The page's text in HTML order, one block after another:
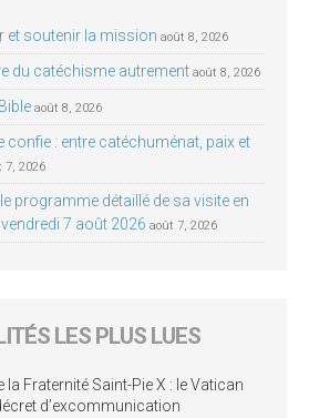
et soutenir la mission août 8, 2026
du catéchisme autrement août 8, 2026
août 8, 2026
confie : entre catéchuménat, paix et
7, 2026
programme détaillé de sa visite en
7 août 2026 août 7, 2026
LES PLUS LUES
la Fraternité Saint-Pie X : le Vatican
d’excommunication